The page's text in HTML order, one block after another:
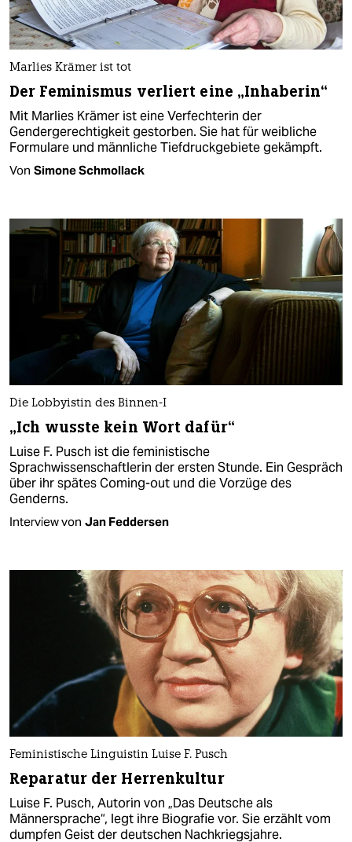
Marlies Krämer ist tot
Der Feminismus verliert eine „Inhaberin“
Mit Marlies Krämer ist eine Verfechterin der
Gendergerechtigkeit gestorben. Sie hat für weibliche
Formulare und männliche Tiefdruckgebiete gekämpft.
Von Simone Schmollack
Die Lobbyistin des Binnen-I
„Ich wusste kein Wort dafür“
Luise F. Pusch ist die feministische
Sprachwissenschaftlerin der ersten Stunde. Ein Gespräch
über ihr spätes ­Coming-out und die Vorzüge des
Genderns.
Interview von Jan Feddersen
Feministische Linguistin Luise F. Pusch
Reparatur der Herrenkultur
Luise F. Pusch, Autorin von „Das Deutsche als
Männersprache“, legt ihre Biografie vor. Sie erzählt vom
dumpfen Geist der deutschen Nachkriegsjahre.